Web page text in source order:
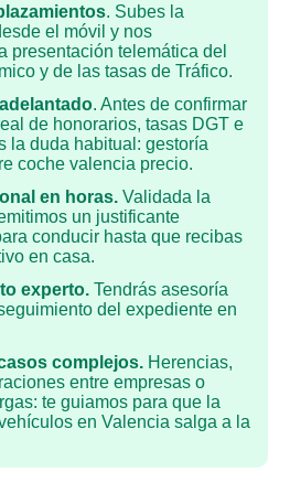
. Subes la
el móvil y nos
presentación telemática del
y de las tasas de Tráfico.
. Antes de confirmar
de honorarios, tasas DGT e
la duda habitual: gestoría
coche valencia precio.
en horas. Validada la
un justificante
conducir hasta que recibas
en casa.
experto. Tendrás asesoría
del expediente en
complejos. Herencias,
entre empresas o
te guiamos para que la
en Valencia salga a la